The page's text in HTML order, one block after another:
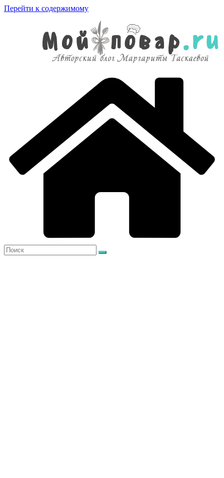
Перейти к содержимому